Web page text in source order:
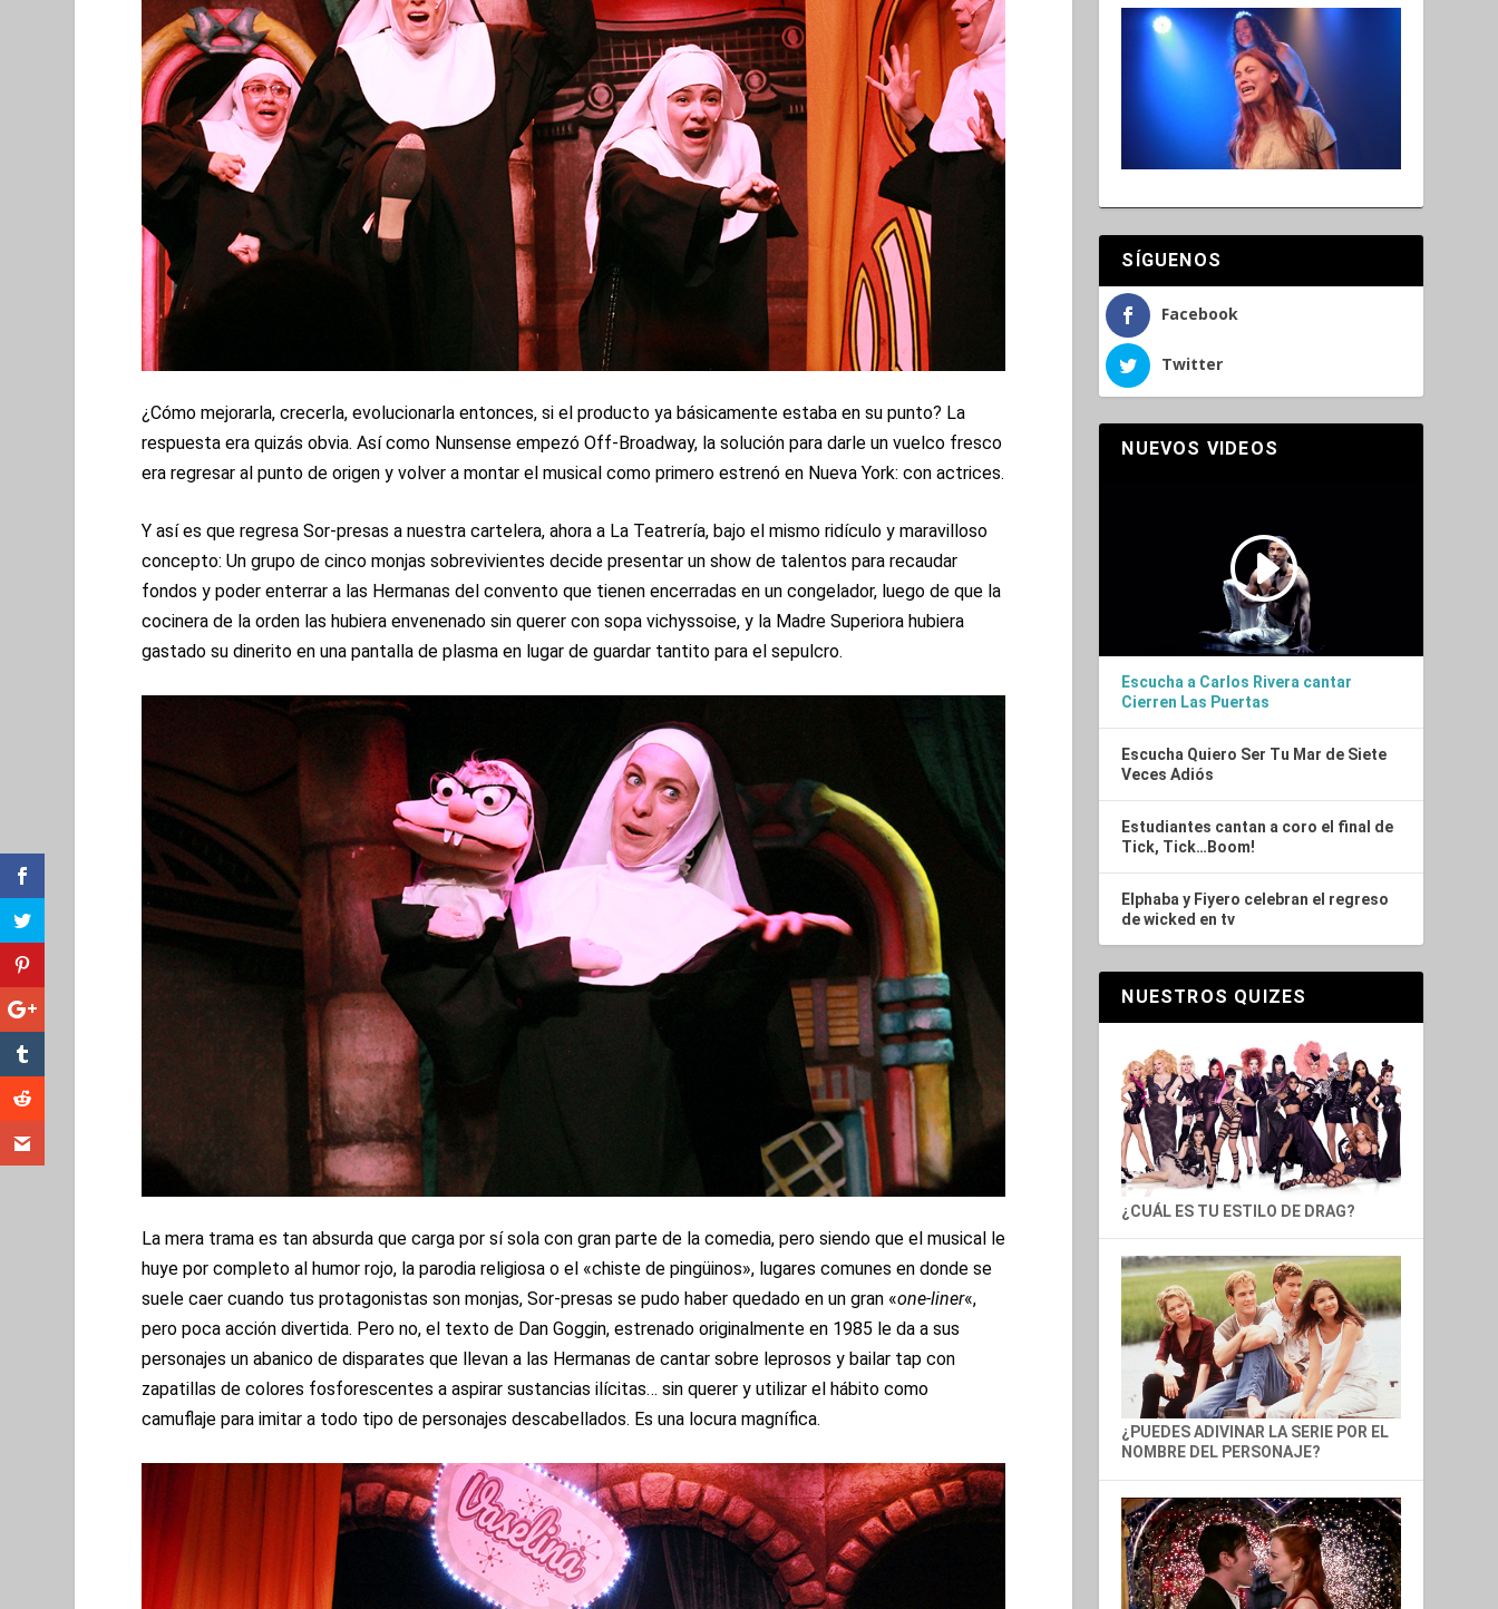
¿Cómo mejorarla, crecerla, evolucionarla entonces, si el producto ya básicamente estaba en su punto? La
respuesta era quizás obvia. Así como Nunsense empezó Off-Broadway, la solución para darle un vuelco fresco
era regresar al punto de origen y volver a montar el musical como primero estrenó en Nueva York: con actrices.
Y así es que regresa Sor-presas a nuestra cartelera, ahora a La Teatrería, bajo el mismo ridículo y maravilloso
concepto: Un grupo de cinco monjas sobrevivientes decide presentar un show de talentos para recaudar
fondos y poder enterrar a las Hermanas del convento que tienen encerradas en un congelador, luego de que la
cocinera de la orden las hubiera envenenado sin querer con sopa vichyssoise, y la Madre Superiora hubiera
gastado su dinerito en una pantalla de plasma en lugar de guardar tantito para el sepulcro.
La mera trama es tan absurda que carga por sí sola con gran parte de la comedia, pero siendo que el musical le
huye por completo al humor rojo, la parodia religiosa o el «chiste de pingüinos», lugares comunes en donde se
suele caer cuando tus protagonistas son monjas, Sor-presas se pudo haber quedado en un gran «one-liner«,
pero poca acción divertida. Pero no, el texto de Dan Goggin, estrenado originalmente en 1985 le da a sus
personajes un abanico de disparates que llevan a las Hermanas de cantar sobre leprosos y bailar tap con
zapatillas de colores fosforescentes a aspirar sustancias ilícitas… sin querer y utilizar el hábito como
camuflaje para imitar a todo tipo de personajes descabellados. Es una locura magnífica.
SÍGUENOS
Facebook
Twitter
NUEVOS VIDEOS
Escucha a Carlos Rivera cantar
Cierren Las Puertas
Escucha Quiero Ser Tu Mar de Siete
Veces Adiós
Estudiantes cantan a coro el final de
Tick, Tick…Boom!
Elphaba y Fiyero celebran el regreso
de wicked en tv
NUESTROS QUIZES
¿CUÁL ES TU ESTILO DE DRAG?
¿PUEDES ADIVINAR LA SERIE POR EL
NOMBRE DEL PERSONAJE?